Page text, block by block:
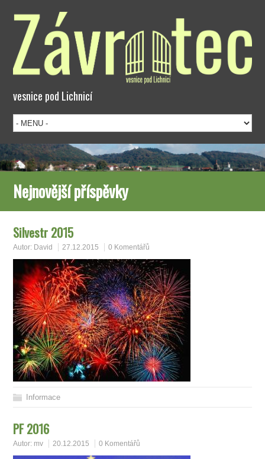
vesnice pod Lichnicí
Nejnovější příspěvky
Silvestr 2015
Autor: David 27.12.2015 0 Komentářů
Informace
PF 2016
Autor: mv 20.12.2015 0 Komentářů